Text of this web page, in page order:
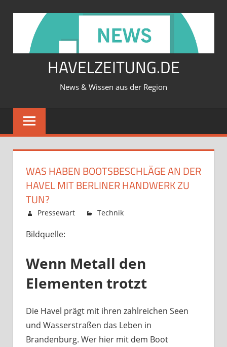
springen
HAVELZEITUNG.DE
News & Wissen aus der Region
WAS HABEN BOOTSBESCHLÄGE AN DER
HAVEL MIT BERLINER HANDWERK ZU
TUN?
Februar 12, 2026
Pressewart Technik
mit
Bildquelle:
Wenn Metall den
Elementen trotzt
Die Havel prägt mit ihren zahlreichen Seen
und Wasserstraßen das Leben in
Brandenburg. Wer hier mit dem Boot